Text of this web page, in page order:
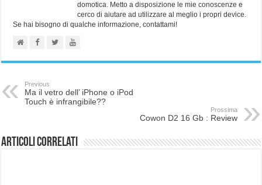
domotica. Metto a disposizione le mie conoscenze e
cerco di aiutare ad utilizzare al meglio i propri device.
Se hai bisogno di qualche informazione, contattami!
Previous
Ma il vetro dell’ iPhone o iPod
Touch è infrangibile??
Prossima
Cowon D2 16 Gb : Review
Articoli correlati